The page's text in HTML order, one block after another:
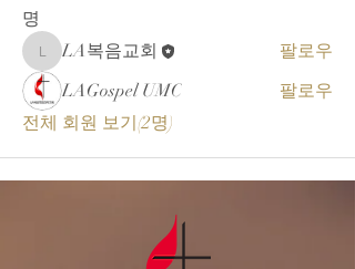
명
LA복음교회
LA복음교회
팔로우
LAGospel UMC
팔로우
전체 회원 보기(2명)